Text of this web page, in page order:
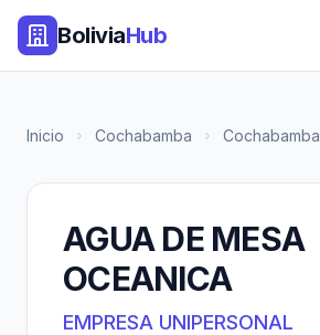
BoliviaHub
Inicio Cochabamba Cochabamba
AGUA DE MESA
OCEANICA
EMPRESA UNIPERSONAL